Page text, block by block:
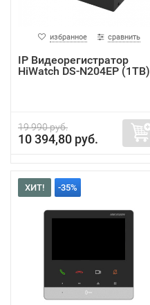
избранное сравнить
IP Видеорегистратор
HiWatch DS-N204EP (1TB)
19 990 руб.
10 394,80 руб.
ХИТ! -35%